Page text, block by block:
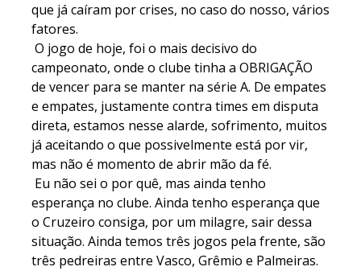
que já caíram por crises, no caso do nosso, vários
fatores.
O jogo de hoje, foi o mais decisivo do
campeonato, onde o clube tinha a OBRIGAÇÃO
de vencer para se manter na série A. De empates
e empates, justamente contra times em disputa
direta, estamos nesse alarde, sofrimento, muitos
já aceitando o que possivelmente está por vir,
mas não é momento de abrir mão da fé.
Eu não sei o por quê, mas ainda tenho
esperança no clube. Ainda tenho esperança que
o Cruzeiro consiga, por um milagre, sair dessa
situação. Ainda temos três jogos pela frente, são
três pedreiras entre Vasco, Grêmio e Palmeiras.